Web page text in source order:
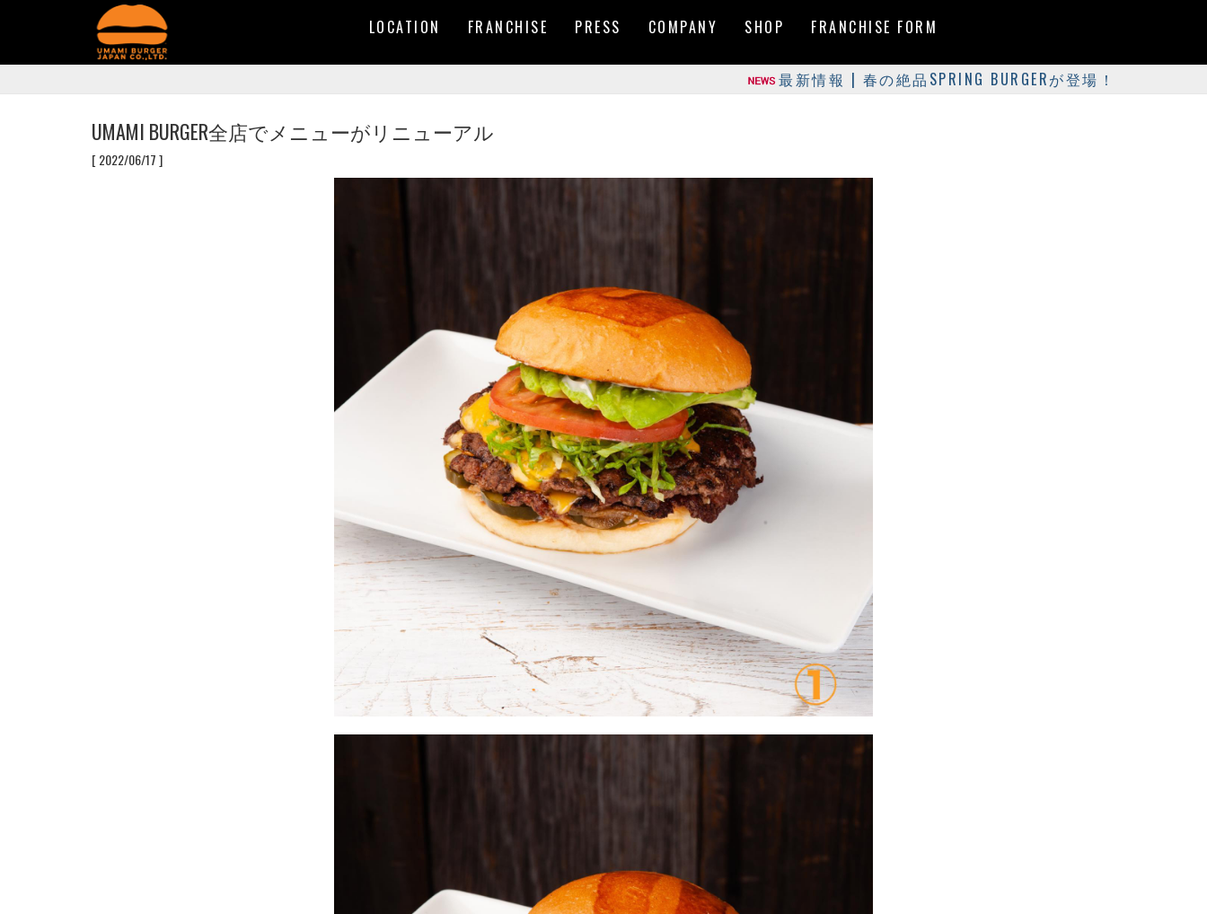
LOCATION FRANCHISE PRESS COMPANY SHOP FRANCHISE FORM
最新情報 | 春の絶品SPRING BURGERが登場！
UMAMI BURGER全店でメニューがリニューアル
[ 2022/06/17 ]